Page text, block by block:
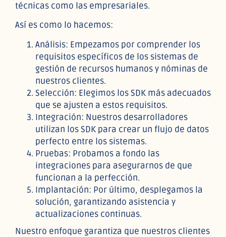
técnicas como las empresariales.
Así es como lo hacemos:
Análisis: Empezamos por comprender los
requisitos específicos de los sistemas de
gestión de recursos humanos y nóminas de
nuestros clientes.
Selección: Elegimos los SDK más adecuados
que se ajusten a estos requisitos.
Integración: Nuestros desarrolladores
utilizan los SDK para crear un flujo de datos
perfecto entre los sistemas.
Pruebas: Probamos a fondo las
integraciones para asegurarnos de que
funcionan a la perfección.
Implantación: Por último, desplegamos la
solución, garantizando asistencia y
actualizaciones continuas.
Nuestro enfoque garantiza que nuestros clientes